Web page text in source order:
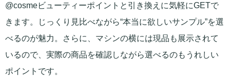
@cosmeビューティーポイントと引き換えに気軽にGETで
きます。じっくり見比べながら“本当に欲しいサンプル”を選
べるのが魅力。さらに、マシンの横には現品も展示されて
いるので、実際の商品を確認しながら選べるのもうれしい
ポイントです。